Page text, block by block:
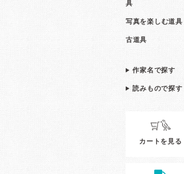
具
写真を楽しむ道具
古道具
作家名で探す
読みもので探す
カートを見る